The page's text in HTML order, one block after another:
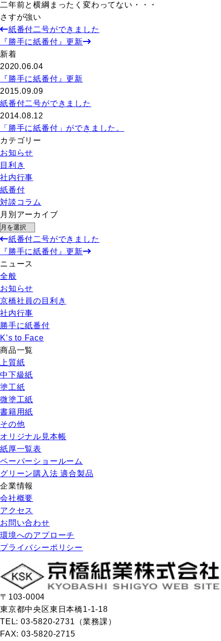
二年前と横綱まったく変わってない・・・
さすが強い
紙番付二号ができました
『勝手に紙番付』更新
新着
2020.06.04
『勝手に紙番付』更新
2015.09.09
紙番付二号ができました
2014.08.12
「勝手に紙番付」ができました。
カテゴリー
お知らせ
目利き
社内行事
紙番付
対談コラム
月別アーカイブ
紙番付二号ができました
『勝手に紙番付』更新
ニュース
全般
お知らせ
京橋社員の目利き
社内行事
勝手に紙番付
K’s to Face
商品一覧
上質紙
中下級紙
塗工紙
微塗工紙
書籍用紙
その他
オリジナル見本帳
紙厚一覧表
ペーパーショールーム
グリーン購入法 適合製品
企業情報
会社概要
アクセス
お問い合わせ
環境へのアプローチ
プライバシーポリシー
〒103-0004
東京都中央区東日本橋1-1-18
TEL: 03-5820-2731（業務課）
FAX: 03-5820-2715